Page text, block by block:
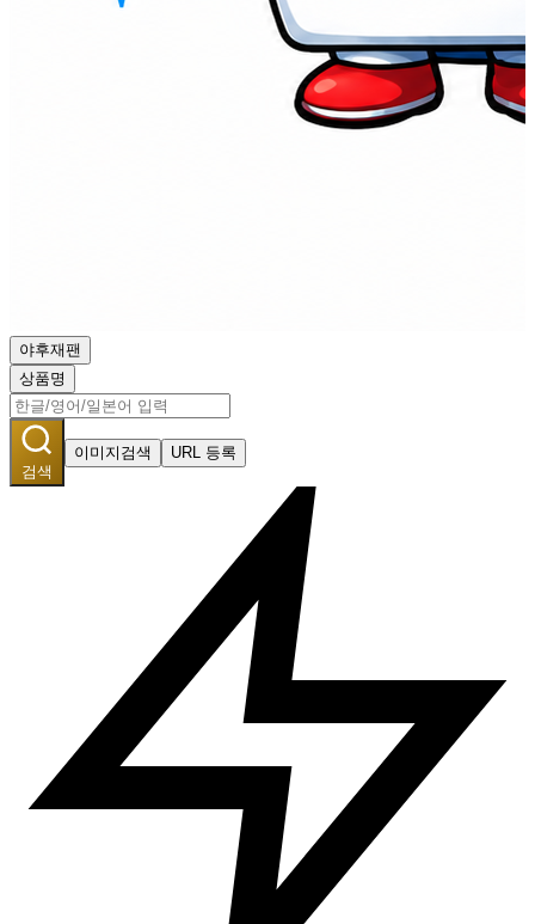
야후재팬
상품명
검색
이미지검색 URL 등록